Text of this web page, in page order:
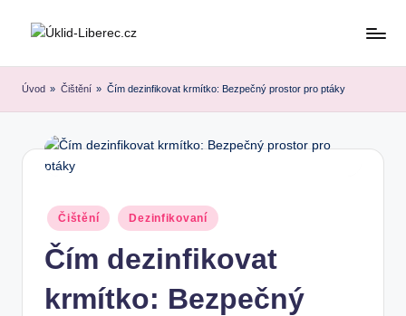
content
Úvod » Čištění » Čím dezinfikovat krmítko: Bezpečný prostor pro ptáky
Posted
in
Čištění Dezinfikovaní
Čím dezinfikovat
krmítko: Bezpečný